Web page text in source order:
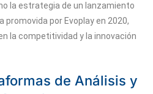
la estrategia de un lanzamiento
promovida por Evoplay en 2020,
la competitividad y la innovación
de Análisis y